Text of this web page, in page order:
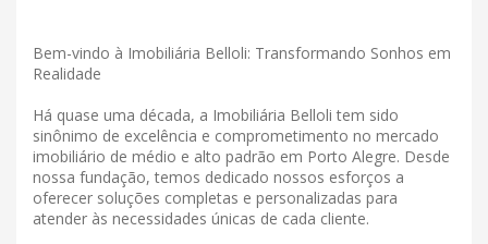
Bem-vindo à Imobiliária Belloli: Transformando Sonhos em
Realidade
Há quase uma década, a Imobiliária Belloli tem sido
sinônimo de excelência e comprometimento no mercado
imobiliário de médio e alto padrão em Porto Alegre. Desde
nossa fundação, temos dedicado nossos esforços a
oferecer soluções completas e personalizadas para
atender às necessidades únicas de cada cliente.